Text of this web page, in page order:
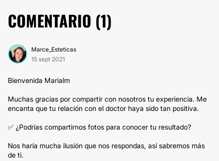
COMENTARIO (1)
Marce_Esteticas
15 sept 2021
Bienvenida Marialm
Muchas gracias por compartir con nosotros tu experiencia. Me
encanta que tu relación con el doctor haya sido tan positiva.
✅ ¿Podrías compartirnos fotos para conocer tu resultado?
Nos haría mucha ilusión que nos respondas, así sabremos más
de ti.